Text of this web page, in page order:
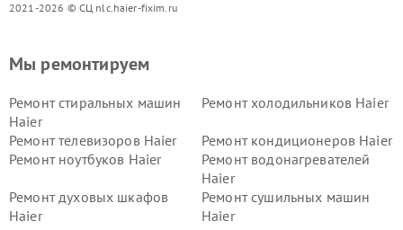
2021-2026 © СЦ nlc.haier-fixim.ru
Мы ремонтируем
Ремонт стиральных машин
Haier
Ремонт холодильников Haier
Ремонт телевизоров Haier
Ремонт кондиционеров Haier
Ремонт ноутбуков Haier
Ремонт водонагревателей
Haier
Ремонт духовых шкафов
Haier
Ремонт сушильных машин
Haier